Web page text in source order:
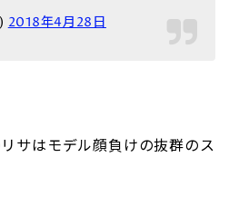
2018年4月28日
サはモデル顔負けの抜群のス